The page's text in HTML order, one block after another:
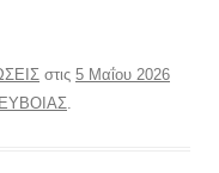
στις 5 Μαΐου 2026